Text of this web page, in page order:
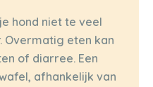
hond niet te veel
Overmatig eten kan
of diarree. Een
afhankelijk van